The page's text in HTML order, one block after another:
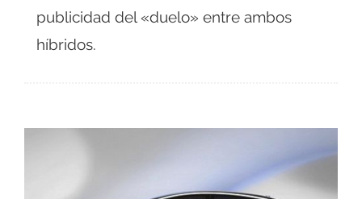
publicidad del «duelo» entre ambos
híbridos.